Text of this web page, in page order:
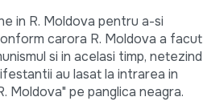
in R. Moldova pentru a-si
carora R. Moldova a facut
si in acelasi timp, netezind
au lasat la intrarea in
Moldova" pe panglica neagra.